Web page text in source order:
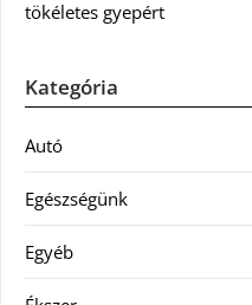
tökéletes gyepért
Kategória
Autó
Egészségünk
Egyéb